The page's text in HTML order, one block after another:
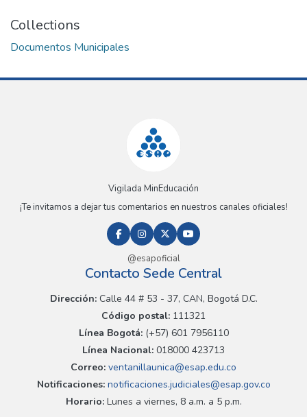
Collections
Documentos Municipales
Vigilada MinEducación
¡Te invitamos a dejar tus comentarios en nuestros canales oficiales!
@esapoficial
Contacto Sede Central
Dirección:Calle 44 # 53 - 37, CAN, Bogotá D.C.
Código postal: 111321
Línea Bogotá:(+57) 601 7956110
Línea Nacional: 018000 423713
Correo: ventanillaunica@esap.edu.co
Notificaciones:notificaciones.judiciales@esap.gov.co
Horario:Lunes a viernes, 8 a.m. a 5 p.m.